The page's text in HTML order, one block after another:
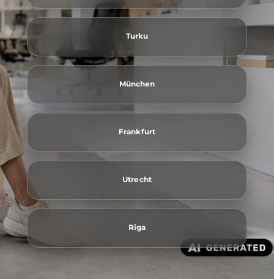
Turku
München
Frankfurt
Utrecht
Riga